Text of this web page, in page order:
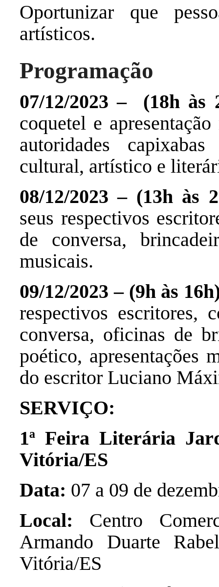
Oportunizar que
artísticos.
Programação
07/12/2023 – (18h às
coquetel e
autoridades
cultural, artístico e
08/12/2023 – (13h às
seus respectivos
de conversa,
musicais.
09/12/2023 – (9h às
respectivos escritores,
conversa, oficinas de
poético, apresentações
do escritor Luciano
SERVIÇO:
1ª Feira Literária
Vitória/ES
Data: 07 a 09 de
Local: Centro
Armando Duarte
Vitória/ES